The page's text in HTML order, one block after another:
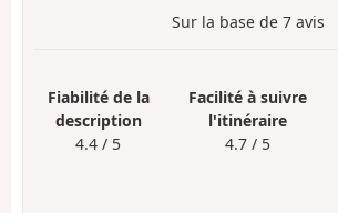
Sur la base de 7 avis
Fiabilité de la
description
4.4 / 5
Facilité à suivre
l'itinéraire
4.7 / 5